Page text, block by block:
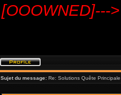
[OOOWNED]--->
Sujet du message: Re: Solutions Quête